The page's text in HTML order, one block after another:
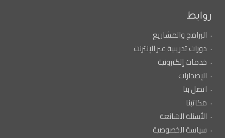
روابط
البرامج والمشاريع
دورات تدريبية عبر الإنترنت
خدمات إلكترونية
الإصدارات
اتصل بنا
مكاتبنا
الأسئلة الشائعة
سياسة الخصوصية